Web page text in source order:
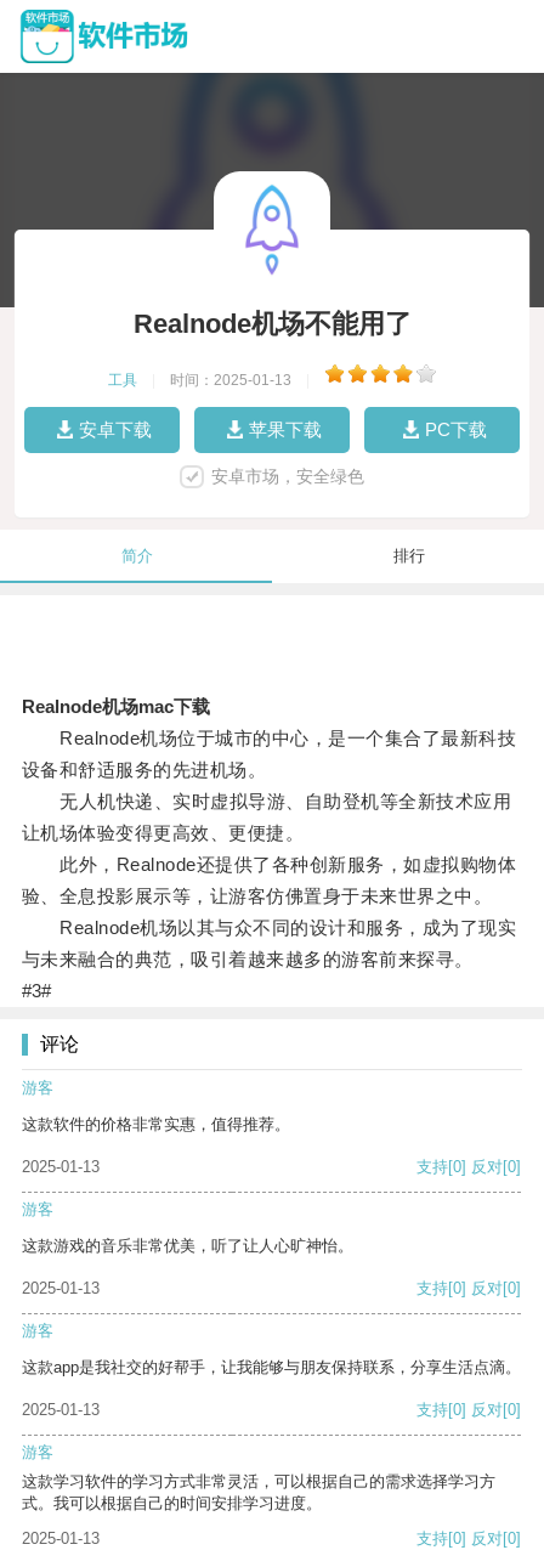
Realnode机场不能用了
工具 时间：2025-01-13
安卓下载 苹果下载 PC下载
安卓市场，安全绿色
简介 排行
Realnode机场mac下载
Realnode机场位于城市的中心，是一个集合了最新科技
设备和舒适服务的先进机场。
无人机快递、实时虚拟导游、自助登机等全新技术应用
让机场体验变得更高效、更便捷。
此外，Realnode还提供了各种创新服务，如虚拟购物体
验、全息投影展示等，让游客仿佛置身于未来世界之中。
Realnode机场以其与众不同的设计和服务，成为了现实
与未来融合的典范，吸引着越来越多的游客前来探寻。
#3#
评论
游客
这款软件的价格非常实惠，值得推荐。
2025-01-13 支持[0] 反对[0]
游客
这款游戏的音乐非常优美，听了让人心旷神怡。
2025-01-13 支持[0] 反对[0]
游客
这款app是我社交的好帮手，让我能够与朋友保持联系，分享生活点滴。
2025-01-13 支持[0] 反对[0]
游客
这款学习软件的学习方式非常灵活，可以根据自己的需求选择学习方
式。我可以根据自己的时间安排学习进度。
2025-01-13
支持[0] 反对[0]